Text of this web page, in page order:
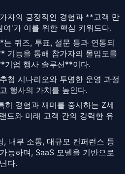
자의 긍정적인 경험과 **고객 만
'가 이를 위한 핵심 키워드다.
퀴즈, 투표, 설문 등과 연동되
기능을 통해 참가자의 몰입도를
기업 행사 솔루션**이다.
첨 시나리오와 투명한 운영 과정
행사의 가치를 높인다.
경험과 재미를 중시하는 Z세
드와 미래 고객 간의 강력한 유
, 내부 소통, 대규모 컨퍼런스 등
능하며, SaaS 모델을 기반으로
다.